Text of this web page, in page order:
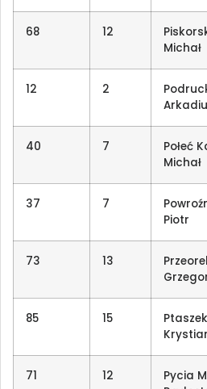
68 12
Michał
12 2
40 7
Połeć
Michał
37 7
Piotr
73 13
85 15
Ptaszek
71 12
Pycia